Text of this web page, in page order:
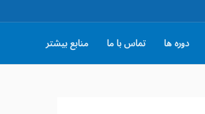
دوره ها تماس با ما منابع بیشتر